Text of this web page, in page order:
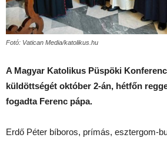
Fotó: Vatican Media/katolikus.hu
A Magyar Katolikus Püspöki
küldöttségét október 2-án, hétfőn
fogadta Ferenc pápa.
Erdő Péter bíboros, prímás, esztergom-